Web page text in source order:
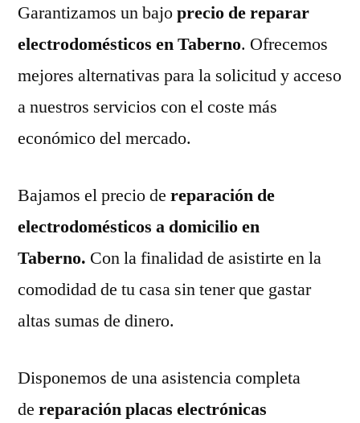
Garantizamos un bajoprecio de reparar
electrodomésticos en Taberno. Ofrecemos
mejores alternativas para la solicitud y acceso
a nuestros servicios con el coste más
económico del mercado.
Bajamos el precio de reparación de
electrodomésticos a domicilio en
Taberno. Con la finalidad de asistirte en la
comodidad de tu casa sin tener que gastar
altas sumas de dinero.
Disponemos de una asistencia completa
de reparación placas electrónicas